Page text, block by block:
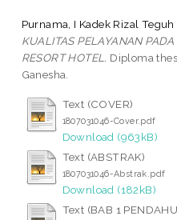
Purnama, I Kadek Rizal Teguh
KUALITAS PELAYANAN
RESORT HOTEL. Diploma
Ganesha.
Text (COVER)
1807031046-Cover.pdf
Download (963kB)
Text (ABSTRAK)
1807031046-Abstrak.pdf
Download (182kB)
Text (BAB 1